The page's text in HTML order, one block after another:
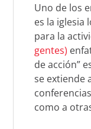
Uno de los
es la iglesia
para la
gentes)
de acción”
se extiende
como a